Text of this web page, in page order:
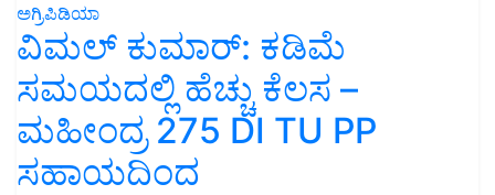
ಅಗ್ರಿಪಿಡಿಯಾ
ವಿಮಲ್ ಕುಮಾರ್: ಕಡಿಮೆ
ಸಮಯದಲ್ಲಿ ಹೆಚ್ಚು ಕೆಲಸ –
ಮಹೀಂದ್ರ 275 DI TU PP
ಸಹಾಯದಿಂದ